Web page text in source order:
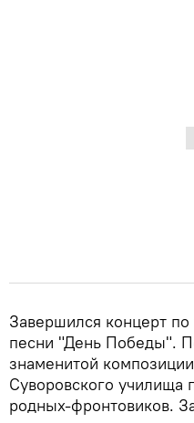
Завершился концерт
песни "День Победы".
знаменитой
Суворовского училища
родных-фронтовиков.